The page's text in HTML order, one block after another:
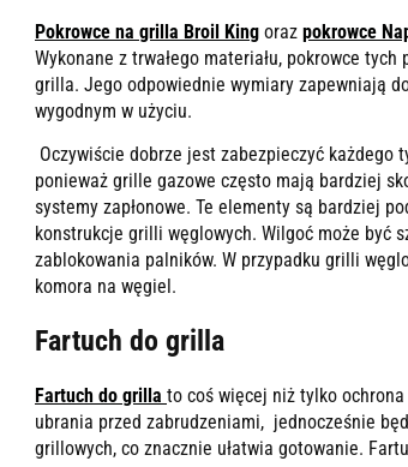
Pokrowce na grilla Broil King oraz pokrowce
Wykonane z trwałego materiału, pokrowce
grilla. Jego odpowiednie wymiary zapewniają
wygodnym w użyciu.
Oczywiście dobrze jest zabezpieczyć każdego
ponieważ grille gazowe często mają bardziej
systemy zapłonowe. Te elementy są bardziej
konstrukcje grilli węglowych. Wilgoć może być
zablokowania palników. W przypadku grilli
komora na węgiel.
Fartuch do grilla
Fartuch do grilla to coś więcej niż tylko
ubrania przed zabrudzeniami, jednocześnie
grillowych, co znacznie ułatwia gotowanie.